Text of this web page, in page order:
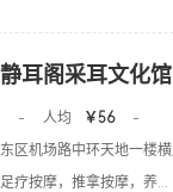
静耳阁采耳文化馆
- 人均 ￥56
-
东区机场路中环天地一楼
足疗按摩，推拿按摩，养...